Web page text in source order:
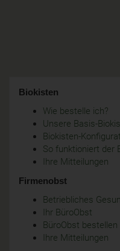
Biokisten
Wie bestelle ich?
Unsere Basis-
Biokisten-
So funktioniert der
Ihre Mitteilungen
Firmenobst
Betriebliches
Ihr BüroObst
BüroObst bestellen
Ihre Mitteilungen